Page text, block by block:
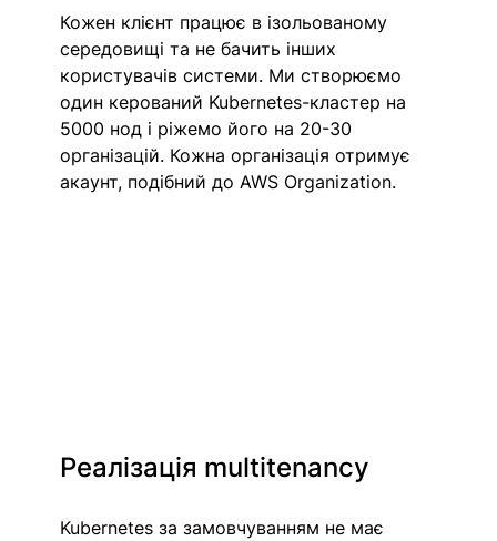
Кожен клієнт працює в ізольованому
середовищі та не бачить інших
користувачів системи. Ми створюємо
один керований Kubernetes-кластер на
5000 нод і ріжемо його на 20-30
організацій. Кожна організація отримує
акаунт, подібний до AWS Organization.
Реалізація multitenancy
Kubernetes за замовчуванням не має